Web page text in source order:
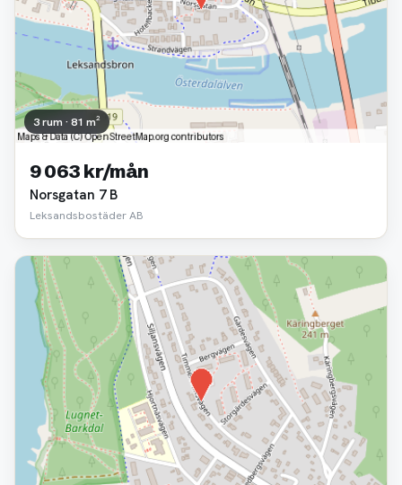
3 rum · 81 m²
9 063 kr/mån
Norsgatan 7 B
Leksandsbostäder AB